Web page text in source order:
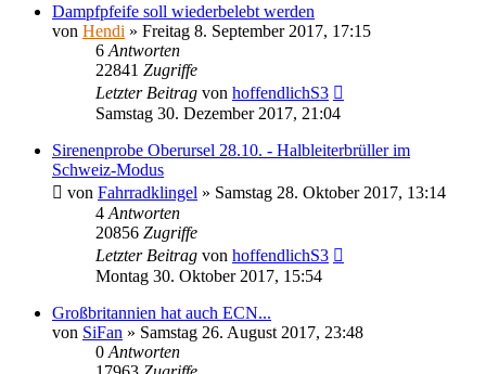
Dampfpfeife soll wiederbelebt werden
von Hendi » Freitag 8. September 2017, 17:15
6 Antworten
22841 Zugriffe
Letzter Beitrag von hoffendlichS3
Samstag 30. Dezember 2017, 21:04
Sirenenprobe Oberursel 28.10. - Halbleiterbrüller im
Schweiz-Modus
von Fahrradklingel » Samstag 28. Oktober 2017, 13:14
4 Antworten
20856 Zugriffe
Letzter Beitrag von hoffendlichS3
Montag 30. Oktober 2017, 15:54
Großbritannien hat auch ECN...
von SiFan » Samstag 26. August 2017, 23:48
0 Antworten